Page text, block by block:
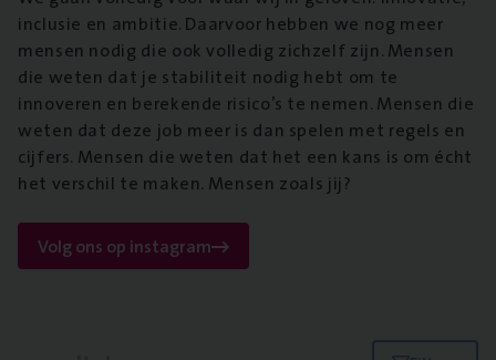
inclusie en ambitie. Daarvoor hebben we nog meer
mensen nodig die ook volledig zichzelf zijn. Mensen
die weten dat je stabiliteit nodig hebt om te
innoveren en berekende risico’s te nemen. Mensen die
weten dat deze job meer is dan spelen met regels en
cijfers. Mensen die weten dat het een kans is om écht
het verschil te maken. Mensen zoals jij?
Volg ons op instagram